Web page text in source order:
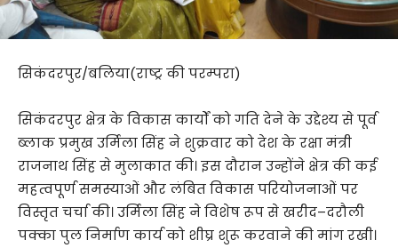
सिकंदरपुर/बलिया(राष्ट्र की परम्परा)
सिकंदरपुर क्षेत्र के विकास कार्यों को गति देने के उद्देश्य से पूर्व
ब्लाक प्रमुख उर्मिला सिंह ने शुक्रवार को देश के रक्षा मंत्री
राजनाथ सिंह से मुलाकात की। इस दौरान उन्होंने क्षेत्र की कई
महत्वपूर्ण समस्याओं और लंबित विकास परियोजनाओं पर
विस्तृत चर्चा की। उर्मिला सिंह ने विशेष रूप से खरीद–दरौली
पक्का पुल निर्माण कार्य को शीघ्र शुरू करवाने की मांग रखी।